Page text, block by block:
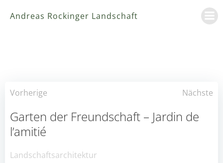
Inhalt
Andreas Rockinger Landschaft
Post
navigation
Vorherige
navigation
Nächste
Garten der Freundschaft – Jardin de
l’amitié
Landschaftsarchitektur